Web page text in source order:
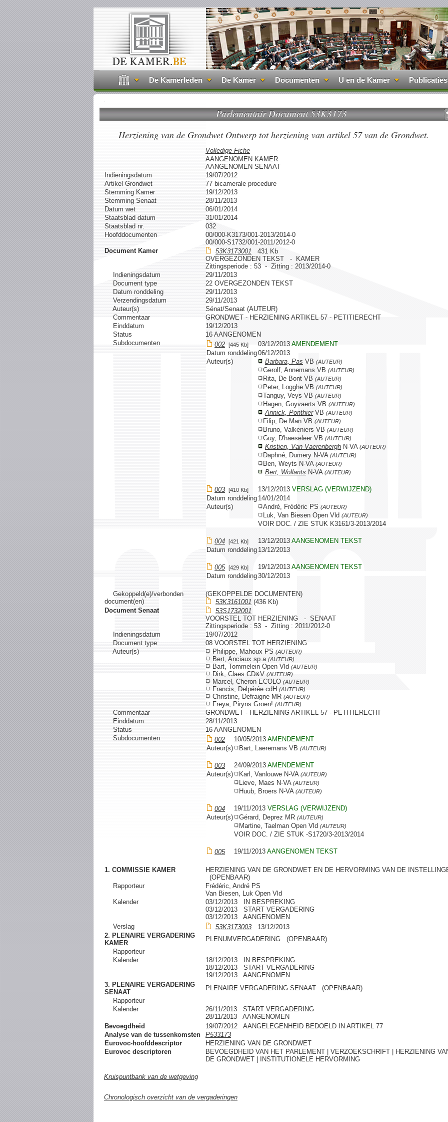
De Kamerleden De Kamer Documenten U en de Kamer Publicaties
.
Parlementair Document 53K3173
Herziening van de Grondwet Ontwerp tot herziening van artikel 57 van de Grondwet.
Volledige Fiche
AANGENOMEN KAMER
AANGENOMEN SENAAT
Indieningsdatum
19/07/2012
Artikel Grondwet
77 bicamerale procedure
Stemming Kamer
19/12/2013
Stemming Senaat
28/11/2013
Datum wet
06/01/2014
Staatsblad datum
31/01/2014
Staatsblad nr.
032
Hoofddocumenten
00/000-K3173/001-2013/2014-0
00/000-S1732/001-2011/2012-0
Document Kamer
53K3173001 431 Kb
OVERGEZONDEN TEKST - KAMER
Zittingsperiode : 53 - Zitting : 2013/2014-0
Indieningsdatum
29/11/2013
Document type
22 OVERGEZONDEN TEKST
Datum ronddeling
29/11/2013
Verzendingsdatum
29/11/2013
Auteur(s)
Sénat/Senaat (AUTEUR)
Commentaar
GRONDWET - HERZIENING ARTIKEL 57 - PETITIERECHT
Einddatum
19/12/2013
Status
16 AANGENOMEN
Subdocumenten
002 [445 Kb] 03/12/2013 AMENDEMENT
Datum ronddeling06/12/2013
Auteur(s)
Barbara, Pas VB (AUTEUR)
Gerolf, Annemans VB (AUTEUR)
Rita, De Bont VB (AUTEUR)
Peter, Logghe VB (AUTEUR)
Tanguy, Veys VB (AUTEUR)
Hagen, Goyvaerts VB (AUTEUR)
Annick, PonthierVB (AUTEUR)
Filip, De Man VB (AUTEUR)
Bruno, Valkeniers VB (AUTEUR)
Guy, D'haeseleer VB (AUTEUR)
Kristien, Van Vaerenbergh N-VA (AUTEUR)
Daphné, Dumery N-VA (AUTEUR)
Ben, Weyts N-VA (AUTEUR)
Bert, Wollants N-VA (AUTEUR)
003 [410 Kb] 13/12/2013 VERSLAG (VERWIJZEND)
Datum ronddeling 14/01/2014
Auteur(s)
André, Frédéric PS (AUTEUR)
Luk, Van Biesen Open Vld (AUTEUR)
VOIR DOC. / ZIE STUK K3161/3-2013/2014
004 [421 Kb] 13/12/2013 AANGENOMEN TEKST
Datum ronddeling 13/12/2013
005 [429 Kb] 19/12/2013 AANGENOMEN TEKST
Datum ronddeling30/12/2013
Gekoppeld(e)/verbonden
document(en)
(GEKOPPELDE DOCUMENTEN)
53K3161001 (436 Kb)
Document Senaat
53S1732001
VOORSTEL TOT HERZIENING - SENAAT
Zittingsperiode : 53 - Zitting : 2011/2012-0
Indieningsdatum
19/07/2012
Document type
08 VOORSTEL TOT HERZIENING
Auteur(s)
Philippe, Mahoux PS (AUTEUR)
Bert, Anciaux sp.a (AUTEUR)
Bart, Tommelein Open Vld (AUTEUR)
Dirk, Claes CD&V (AUTEUR)
Marcel, Cheron ECOLO (AUTEUR)
Francis, Delpérée cdH (AUTEUR)
Christine, Defraigne MR (AUTEUR)
Freya, Piryns Groen! (AUTEUR)
Commentaar
GRONDWET - HERZIENING ARTIKEL 57 - PETITIERECHT
Einddatum
28/11/2013
Status
16 AANGENOMEN
Subdocumenten
002 10/05/2013 AMENDEMENT
Auteur(s)
Bart, Laeremans VB (AUTEUR)
003 24/09/2013 AMENDEMENT
Auteur(s)
Karl, Vanlouwe N-VA (AUTEUR)
Lieve, Maes N-VA (AUTEUR)
Huub, Broers N-VA (AUTEUR)
004 19/11/2013 VERSLAG (VERWIJZEND)
Auteur(s)
Gérard, Deprez MR (AUTEUR)
Martine, Taelman Open Vld (AUTEUR)
VOIR DOC. / ZIE STUK -S1720/3-2013/2014
005 19/11/2013 AANGENOMEN TEKST
1. COMMISSIE KAMER
HERZIENING VAN DE GRONDWET EN DE HERVORMING VAN DE
(OPENBAAR)
Rapporteur
Frédéric, André PS
Van Biesen, Luk Open Vld
Kalender
03/12/2013 IN BESPREKING
03/12/2013 START VERGADERING
03/12/2013 AANGENOMEN
Verslag
53K3173003 13/12/2013
2. PLENAIRE VERGADERING
KAMER
PLENUMVERGADERING (OPENBAAR)
Rapporteur
Kalender
18/12/2013 IN BESPREKING
18/12/2013 START VERGADERING
19/12/2013 AANGENOMEN
3. PLENAIRE VERGADERING
SENAAT
PLENAIRE VERGADERING SENAAT (OPENBAAR)
Rapporteur
Kalender
26/11/2013 START VERGADERING
28/11/2013 AANGENOMEN
Bevoegdheid
19/07/2012 AANGELEGENHEID BEDOELD IN ARTIKEL 77
Analyse van de tussenkomsten
P533173
Eurovoc-hoofddescriptor
HERZIENING VAN DE GRONDWET
Eurovoc descriptoren
BEVOEGDHEID VAN HET PARLEMENT | VERZOEKSCHRIFT | HERZIENING
DE GRONDWET | INSTITUTIONELE HERVORMING
Kruispuntbank van de wetgeving
Chronologisch overzicht van de vergaderingen